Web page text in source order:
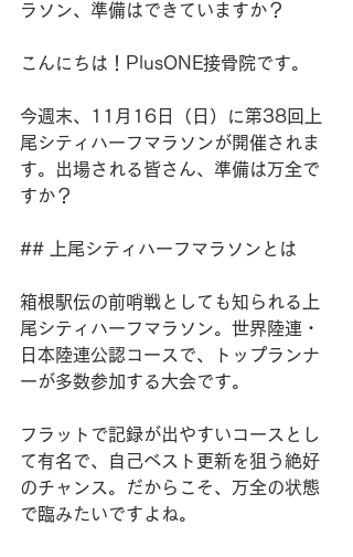
ラソン、準備はできていますか？
こんにちは！PlusONE接骨院です。
今週末、11月16日（日）に第38回上
尾シティハーフマラソンが開催されま
す。出場される皆さん、準備は万全で
すか？
## 上尾シティハーフマラソンとは
箱根駅伝の前哨戦としても知られる上
尾シティハーフマラソン。世界陸連・
日本陸連公認コースで、トップランナ
ーが多数参加する大会です。
フラットで記録が出やすいコースとし
て有名で、自己ベスト更新を狙う絶好
のチャンス。だからこそ、万全の状態
で臨みたいですよね。